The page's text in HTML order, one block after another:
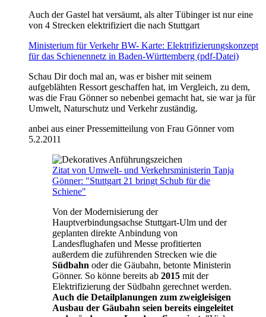
Auch der Gastel hat versäumt, als alter Tübinger ist nur eine
von 4 Strecken elektrifiziert die nach Stuttgart
Ministerium für Verkehr BW- Karte: Elektrifizierungskonzept
für das Schienennetz in Baden-Württemberg (pdf-Datei)
Schau Dir doch mal an, was er bisher mit seinem
aufgeblähten Ressort geschaffen hat, im Vergleich, zu dem,
was die Frau Gönner so nebenbei gemacht hat, sie war ja für
Umwelt, Naturschutz und Verkehr zuständig.
anbei aus einer Pressemitteilung von Frau Gönner vom
5.2.2011
Zitat von Umwelt- und Verkehrsministerin Tanja
Gönner: "Stuttgart 21 bringt Schub für die
Schiene"
Von der Modernisierung der
Hauptverbindungsachse Stuttgart-Ulm und der
geplanten direkte Anbindung von
Landesflughafen und Messe profitierten
außerdem die zuführenden Strecken wie die
Südbahn oder die Gäubahn, betonte Ministerin
Gönner. So könne bereits ab 2015 mit der
Elektrifizierung der Südbahn gerechnet werden.
Auch die Detailplanungen zum zweigleisigen
Ausbau der Gäubahn seien bereits eingeleitet